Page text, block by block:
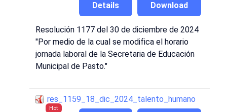
Download
Details
Resolución 1177 del 30 de diciembre de 2024
"Por medio de la cual se modifica el horario
jornada laboral de la Secretaria de Educación
Municipal de Pasto."
res_1159_18_dic_2024_talento_humano
Hot